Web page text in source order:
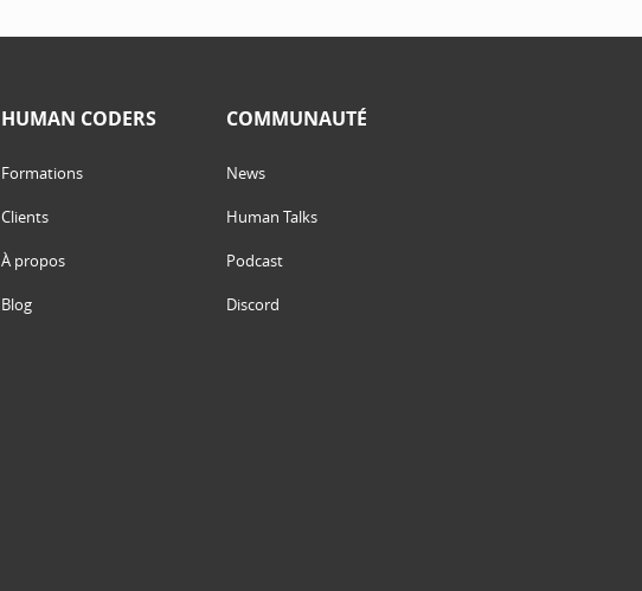
HUMAN CODERS
Formations
Clients
À propos
Blog
COMMUNAUTÉ
News
Human Talks
Podcast
Discord